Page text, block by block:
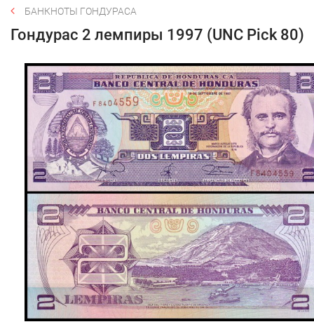
БАНКНОТЫ ГОНДУРАСА
Гондурас 2 лемпиры 1997 (UNC Pick 80)